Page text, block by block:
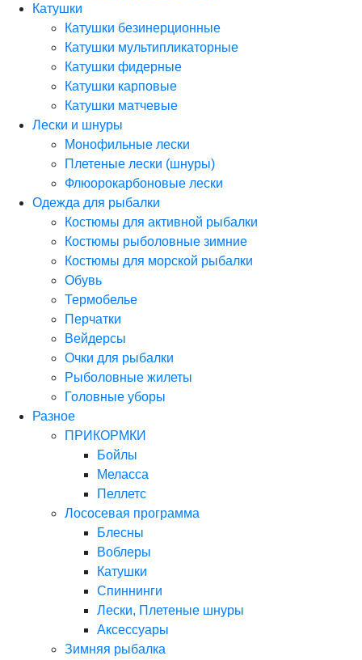
Катушки
Катушки безинерционные
Катушки мультипликаторные
Катушки фидерные
Катушки карповые
Катушки матчевые
Лески и шнуры
Монофильные лески
Плетеные лески (шнуры)
Флюорокарбоновые лески
Одежда для рыбалки
Костюмы для активной рыбалки
Костюмы рыболовные зимние
Костюмы для морской рыбалки
Обувь
Термобелье
Перчатки
Вейдерсы
Очки для рыбалки
Рыболовные жилеты
Головные уборы
Разное
ПРИКОРМКИ
Бойлы
Меласса
Пеллетс
Лососевая программа
Блесны
Воблеры
Катушки
Спиннинги
Лески, Плетеные шнуры
Аксессуары
Зимняя рыбалка